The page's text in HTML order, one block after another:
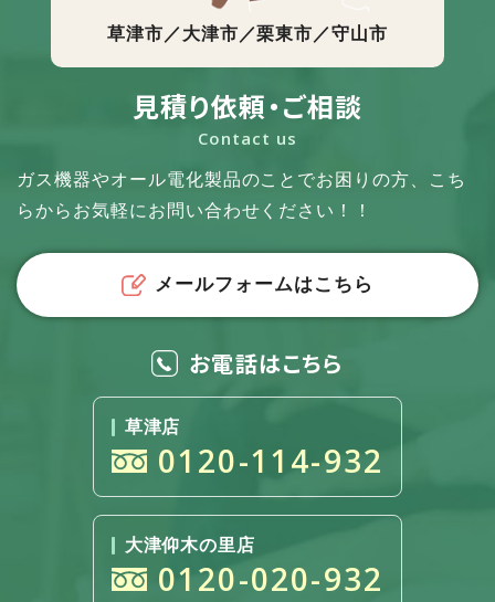
草津市／大津市／栗東市／守山市
見積り依頼・ご相談
Contact us
ガス機器やオール電化製品のことでお困りの方、
こち
らからお気軽にお問い合わせください！！
メールフォームはこちら
お電話はこちら
草津店
0120-114-932
大津仰木の里店
0120-020-932